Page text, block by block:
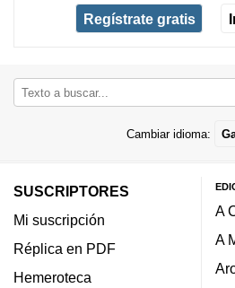
Regístrate gratis
Cambiar idioma:
SUSCRIPTORES
Mi suscripción
Réplica en PDF
Hemeroteca
A
A